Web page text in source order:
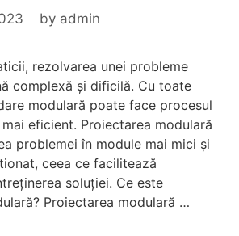
by admin
rezolvarea unei probleme
complexă și dificilă. Cu toate
modulară poate face procesul
eficient. Proiectarea modulară
problemei în module mai mici și
ceea ce facilitează
soluției. Ce este
Proiectarea modulară …